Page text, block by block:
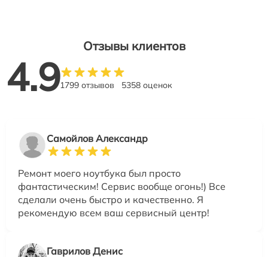
Отзывы клиентов
4.91799 отзывов 5358 оценок
Самойлов Александр
Ремонт моего ноутбука был просто
фантастическим! Сервис вообще огонь!) Все
сделали очень быстро и качественно. Я
рекомендую всем ваш сервисный центр!
Гаврилов Денис